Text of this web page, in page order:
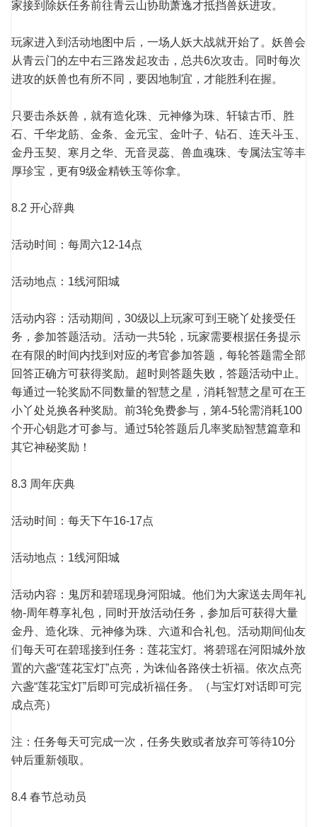
家接到除妖任务前往青云山协助萧逸才抵挡兽妖进攻。
玩家进入到活动地图中后，一场人妖大战就开始了。妖兽会
从青云门的左中右三路发起攻击，总共6次攻击。同时每次
进攻的妖兽也有所不同，要因地制宜，才能胜利在握。
只要击杀妖兽，就有造化珠、元神修为珠、轩辕古币、胜
石、千华龙筋、金条、金元宝、金叶子、钻石、连天斗玉、
金丹玉契、寒月之华、无音灵蕊、兽血魂珠、专属法宝等丰
厚珍宝，更有9级金精铁玉等你拿。
8.2 开心辞典
活动时间：每周六12-14点
活动地点：1线河阳城
活动内容：活动期间，30级以上玩家可到王晓丫处接受任
务，参加答题活动。活动一共5轮，玩家需要根据任务提示
在有限的时间内找到对应的考官参加答题，每轮答题需全部
回答正确方可获得奖励。超时则答题失败，答题活动中止。
每通过一轮奖励不同数量的智慧之星，消耗智慧之星可在王
小丫处兑换各种奖励。前3轮免费参与，第4-5轮需消耗100
个开心钥匙才可参与。通过5轮答题后几率奖励智慧篇章和
其它神秘奖励！
8.3 周年庆典
活动时间：每天下午16-17点
活动地点：1线河阳城
活动内容：鬼厉和碧瑶现身河阳城。他们为大家送去周年礼
物-周年尊享礼包，同时开放活动任务，参加后可获得大量
金丹、造化珠、元神修为珠、六道和合礼包。活动期间仙友
们每天可在碧瑶接到任务：莲花宝灯。将碧瑶在河阳城外放
置的六盏“莲花宝灯”点亮，为诛仙各路侠士祈福。依次点亮
六盏“莲花宝灯”后即可完成祈福任务。（与宝灯对话即可完
成点亮）
注：任务每天可完成一次，任务失败或者放弃可等待10分
钟后重新领取。
8.4 春节总动员